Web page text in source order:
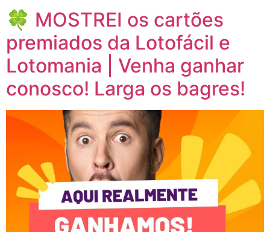
🍀 MOSTREI os cartões
premiados da Lotofácil e
Lotomania | Venha ganhar
conosco! Larga os bagres!